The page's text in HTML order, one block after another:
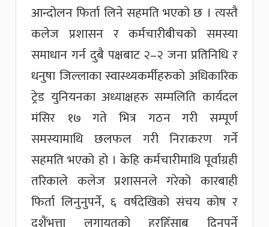
आन्दोलन फिर्ता लिने सहमति भएको छ । त्यस्तै
कलेज प्रशासन र कर्मचारीबीचको समस्या
समाधान गर्न दुबै पक्षबाट २–२ जना प्रतिनिधि र
धनुषा जिल्लाका स्वास्थ्यकर्मीहरुको अधिकारिक
ट्रेड युनियनका अध्याक्षहरु सम्मलिति कार्यदल
मंसिर १७ गते भित्र गठन गरी सम्पूर्ण
समस्यामाथि छलफल गरी निराकरण गर्ने
सहमति भएको हो । केहि कर्मचारीमाथि पूर्वाग्रही
तरिकाले कलेज प्रशासनले गरेको कारबाही
फिर्ता लिनुनुपर्ने, ६ वर्षदेखिको संचय कोष र